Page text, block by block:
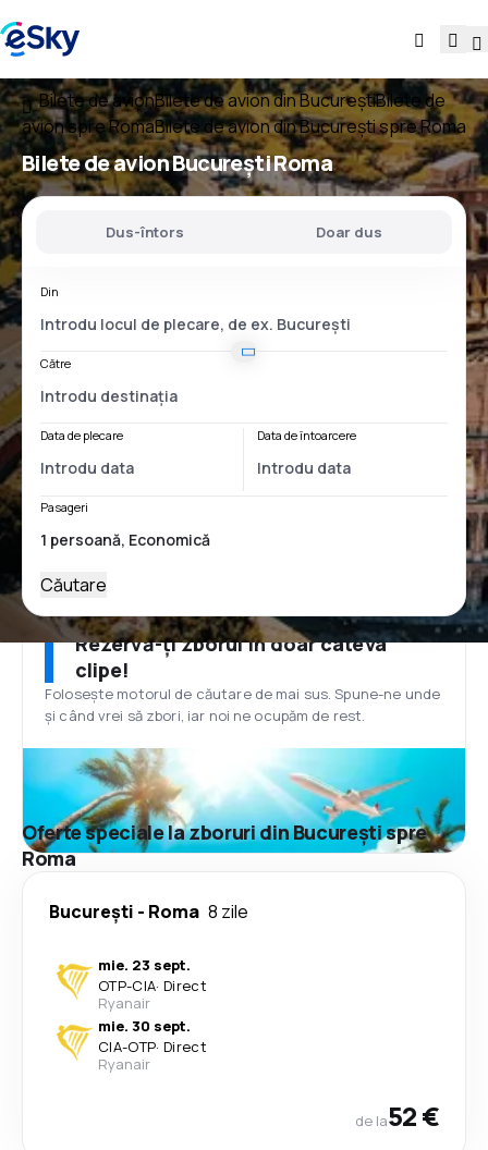
Bilete de avionBilete de avion din BucureștiBilete de
avion spre RomaBilete de avion din București spre Roma
Bilete de avionBucurești Roma
Dus-întors Doar dus
Din
Către
Data de plecare Data de întoarcere
Pasageri
Căutare
Rezervă-ți zborul în doar câteva
clipe!
Folosește motorul de căutare de mai sus. Spune-ne unde
și când vrei să zbori, iar noi ne ocupăm de rest.
Oferte speciale la zboruri din București spre
Roma
București - Roma 8 zile
mie. 23 sept.
OTP-CIA· Direct
Ryanair
mie. 30 sept.
CIA-OTP· Direct
Ryanair
de la52 €